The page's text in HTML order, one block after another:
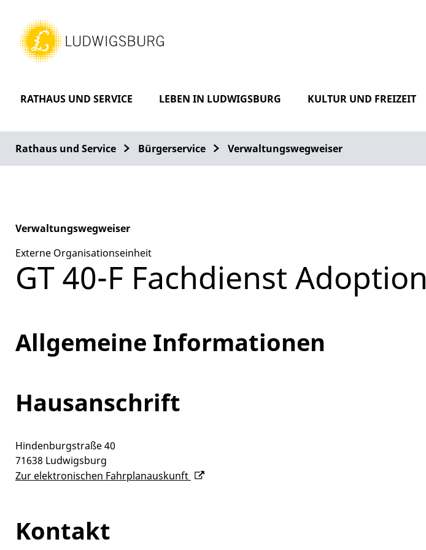
RATHAUS UND SERVICE LEBEN IN LUDWIGSBURG KULTUR UND FREIZEIT
Rathaus und Service Bürgerservice Verwaltungswegweiser
Verwaltungswegweiser
Externe Organisationseinheit
GT 40-F Fachdienst Adoption
Allgemeine Informationen
Hausanschrift
Hindenburgstraße 40
71638 Ludwigsburg
Zur elektronischen Fahrplanauskunft
Kontakt